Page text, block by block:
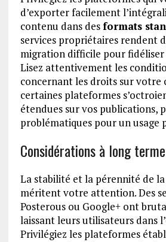
d’exporter facilement
contenu dans desformats
services propriétaires rendent
migration difficile pour
Lisez attentivement les
concernant les droits sur votre
certaines plateformes
étendues sur vos publications,
problématiques pour un usage
Considérations à long terme
La stabilité et la pérennité de
méritent votre attention. Des
Posterous ou Google+ ont
laissant leurs utilisateurs dans
Privilégiez les plateformes